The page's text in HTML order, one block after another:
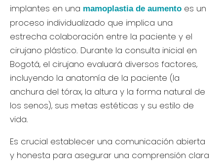
implantes en una mamoplastia de aumento es un
proceso individualizado que implica una
estrecha colaboración entre la paciente y el
cirujano plástico. Durante la consulta inicial en
Bogotá, el cirujano evaluará diversos factores,
incluyendo la anatomía de la paciente (la
anchura del tórax, la altura y la forma natural de
los senos), sus metas estéticas y su estilo de
vida.
Es crucial establecer una comunicación abierta
y honesta para asegurar una comprensión clara